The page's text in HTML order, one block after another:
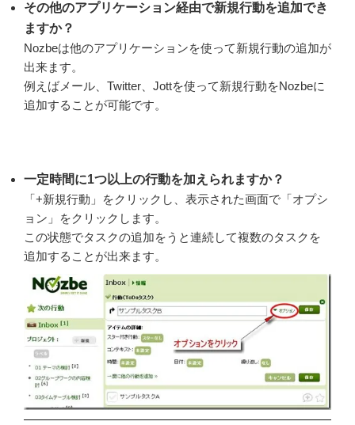
その他のアプリケーション経由で新規行動を追加でき
ますか？
Nozbeは他のアプリケーションを使って新規行動の追加が
出来ます。
例えばメール、Twitter、Jottを使って新規行動をNozbeに
追加することが可能です。
一定時間に1つ以上の行動を加えられますか？
「+新規行動」をクリックし、表示された画面で「オプシ
ョン」をクリックします。
この状態でタスクの追加をうと連続して複数のタスクを
追加することが出来ます。